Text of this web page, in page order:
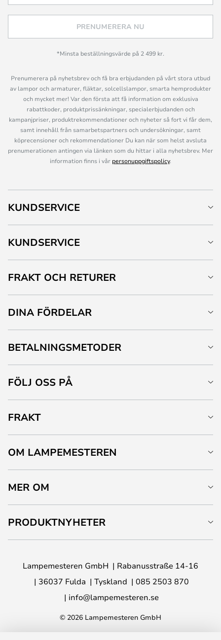
PRENUMERERA NU
*Minsta beställningsvärde på 2 499 kr.
Prenumerera på nyhetsbrev och få bra erbjudanden på vårt stora utbud
av lampor och armaturer, fläktar, solcellslampor, smarta hemprodukter
och mycket mer! Var den första att få information om exklusiva
rabattkoder, produktprissänkningar, specialerbjudanden och
kampanjpriser, produktrekommendationer och nyheter så fort vi får dem,
samt innehåll från samarbetspartners och undersökningar, samt
köprecensioner och rekommendationer Du kan när som helst avsluta
prenumerationen antingen via länken som du hittar i alla nyhetsbrev. Mer
information finns i vår personuppgiftspolicy.
KUNDSERVICE
KUNDSERVICE
FRAKT OCH RETURER
DINA FÖRDELAR
BETALNINGSMETODER
FÖLJ OSS PÅ
FRAKT
OM LAMPEMESTEREN
MER OM
PRODUKTNYHETER
Lampemesteren GmbH
Rabanusstraße 14-16
36037 Fulda
Tyskland
085 2503 870
info@lampemesteren.se
© 2026 Lampemesteren GmbH